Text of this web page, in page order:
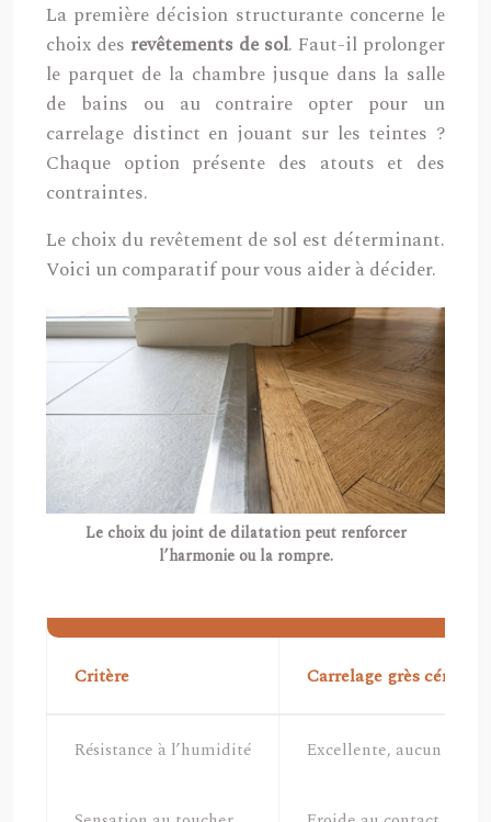
La première décision structurante concerne le
choix des revêtements de sol. Faut-il prolonger
le parquet de la chambre jusque dans la salle
de bains ou au contraire opter pour un
carrelage distinct en jouant sur les teintes ?
Chaque option présente des atouts et des
contraintes.
Le choix du revêtement de sol est déterminant.
Voici un comparatif pour vous aider à décider.
Le choix du joint de dilatation peut renforcer
l’harmonie ou la rompre.
Critère Carrelage grès cérame
Résistance à l’humidité Excellente, aucun